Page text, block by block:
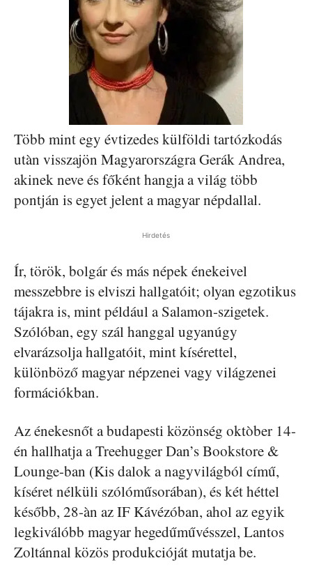
Több mint egy évtizedes külföldi tartózkodás
utàn visszajön Magyarországra Gerák Andrea,
akinek neve és főként hangja a világ több
pontján is egyet jelent a magyar népdallal.
Hirdetés
Ír, török, bolgár és más népek énekeivel
messzebbre is elviszi hallgatóit; olyan egzotikus
tájakra is, mint például a Salamon-szigetek.
Szólóban, egy szál hanggal ugyanúgy
elvarázsolja hallgatóit, mint kísérettel,
különböző magyar népzenei vagy világzenei
formációkban.
Az énekesnőt a budapesti közönség oktòber 14-
én hallhatja a Treehugger Dan’s Bookstore &
Lounge-ban (Kis dalok a nagyvilágból című,
kíséret nélküli szólóműsorában), és két héttel
később, 28-àn az IF Kávézóban, ahol az egyik
legkiválóbb magyar hegedűművésszel, Lantos
Zoltánnal közös produkcióját mutatja be.